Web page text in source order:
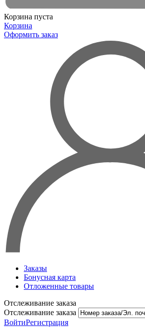
Корзина пуста
Корзина
Оформить заказ
Заказы
Бонусная карта
Отложенные товары
Отслеживание заказа
Отслеживание заказа
ВойтиРегистрация